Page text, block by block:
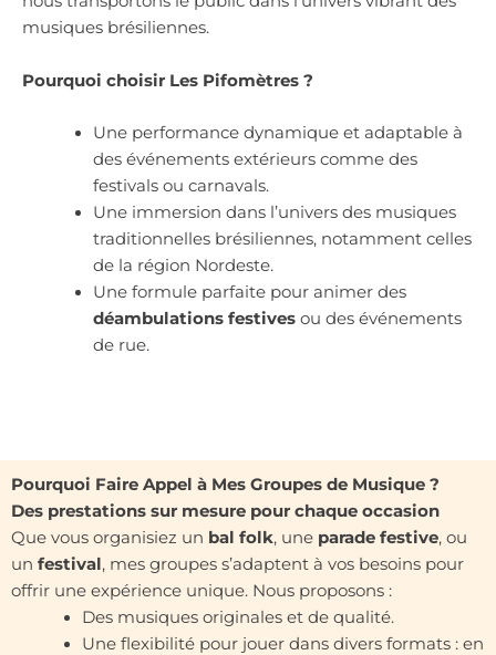
musiques brésiliennes.
Pourquoi choisir Les Pifomètres ?
Une performance dynamique et adaptable à
des événements extérieurs comme des
festivals ou carnavals.
Une immersion dans l’univers des musiques
traditionnelles brésiliennes, notamment celles
de la région Nordeste.
Une formule parfaite pour animer des
déambulations festivesou des événements
de rue.
Pourquoi Faire Appel à Mes Groupes de Musique ?
Des prestations sur mesure pour chaque occasion
Que vous organisiez un bal folk, une parade festive, ou
un festival, mes groupes s’adaptent à vos besoins pour
offrir une expérience unique. Nous proposons :
Des musiques originales et de qualité.
Une flexibilité pour jouer dans divers formats : en